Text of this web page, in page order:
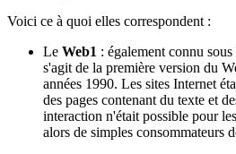
Voici ce à quoi elles correspondent :
Le Web1 : également connu
s'agit de la première version du
années 1990. Les sites Internet
des pages contenant du texte et
interaction n'était possible pour
alors de simples consommateurs